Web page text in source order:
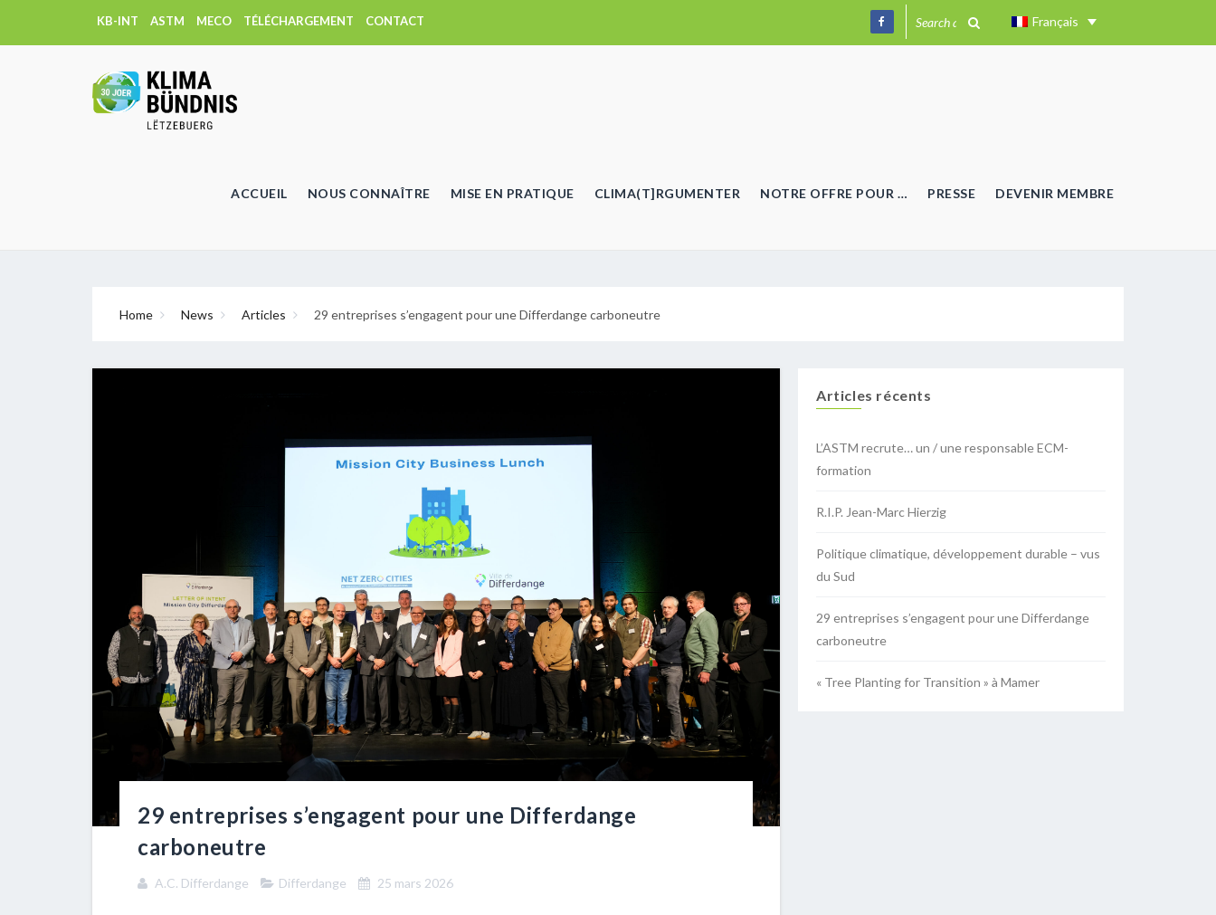
KB-INT ASTM MECO TÉLÉCHARGEMENT CONTACT Français
ACCUEIL NOUS CONNAÎTRE MISE EN PRATIQUE CLIMA(T]RGUMENTER NOTRE OFFRE POUR … PRESSE DEVENIR MEMBRE
Home News Articles 29 entreprises s’engagent pour une Differdange carboneutre
29 entreprises s’engagent pour une Differdange
carboneutre
A.C. Differdange Differdange 25 mars 2026
Articles récents
L’ASTM recrute… un / une responsable ECM-
formation
R.I.P. Jean-Marc Hierzig
Politique climatique, développement durable – vus
du Sud
29 entreprises s’engagent pour une Differdange
carboneutre
« Tree Planting for Transition » à Mamer